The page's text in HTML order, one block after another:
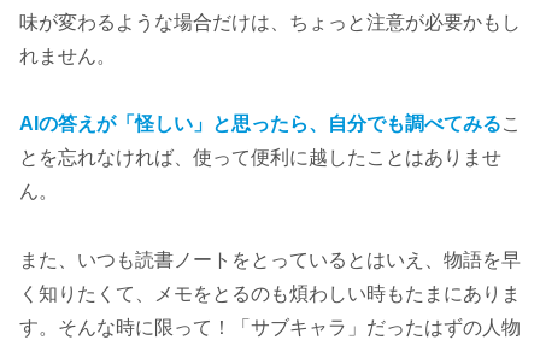
味が変わるような場合だけは、ちょっと注意が必要かもし
れません。
AIの答えが「怪しい」と思ったら、自分でも調べてみるこ
とを忘れなければ、使って便利に越したことはありませ
ん。
また、いつも読書ノートをとっているとはいえ、物語を早
く知りたくて、メモをとるのも煩わしい時もたまにありま
す。そんな時に限って！「サブキャラ」だったはずの人物